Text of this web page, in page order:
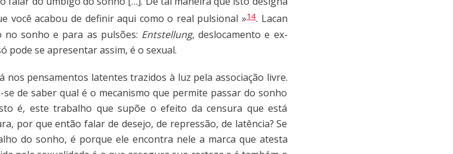
você acabou de definir aqui como o real pulsional »14. Lacan
sonho e para as pulsões: Entstellung, deslocamento e ex-
pode se apresentar assim, é o sexual.
nos pensamentos latentes trazidos à luz pela associação livre.
de saber qual é o mecanismo que permite passar do sonho
é, este trabalho que supõe o efeito da censura que está
por que então falar de desejo, de repressão, de latência? Se
do sonho, é porque ele encontra nele a marca que atesta